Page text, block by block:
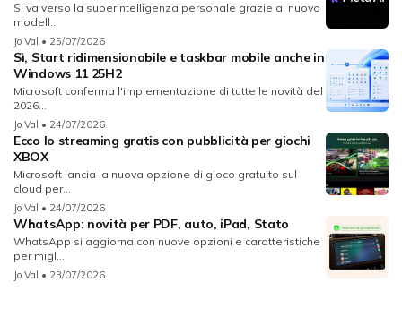
Si va verso la superintelligenza personale grazie al nuovo
modell...
Jo Val • 25/07/2026
Sì, Start ridimensionabile e taskbar mobile anche in
Windows 11 25H2
Microsoft conferma l'implementazione di tutte le novità del
2026...
Jo Val • 24/07/2026
Ecco lo streaming gratis con pubblicità per giochi
XBOX
Microsoft lancia la nuova opzione di gioco gratuito sul
cloud per...
Jo Val • 24/07/2026
WhatsApp: novità per PDF, auto, iPad, Stato
WhatsApp si aggiorna con nuove opzioni e caratteristiche
per migl...
Jo Val • 23/07/2026